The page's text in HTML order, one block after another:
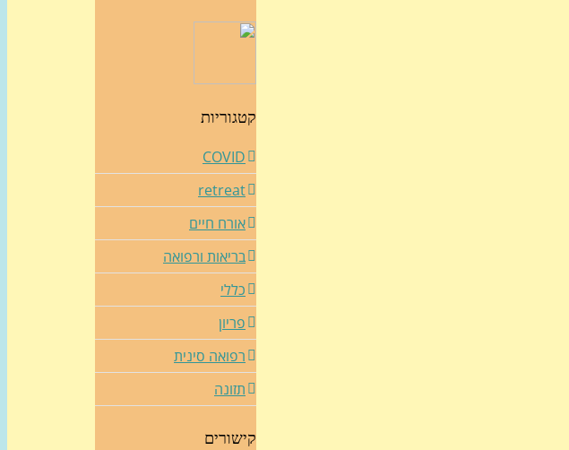
קטגוריות
COVID
retreat
אורח חיים
בריאות ורפואה
כללי
פריון
רפואה סינית
תזונה
קישורים